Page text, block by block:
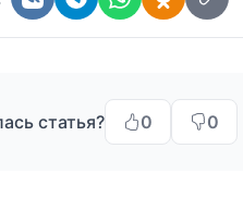
статья? 0 0